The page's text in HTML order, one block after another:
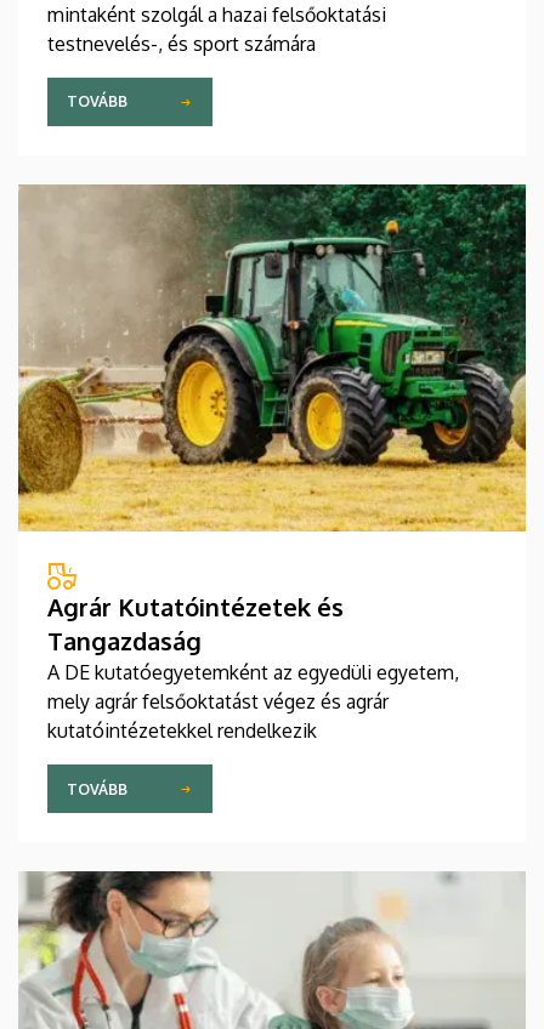
mintaként szolgál a hazai felsőoktatási
testnevelés-, és sport számára
TOVÁBB
Agrár Kutatóintézetek és
Tangazdaság
A DE kutatóegyetemként az egyedüli egyetem,
mely agrár felsőoktatást végez és agrár
kutatóintézetekkel rendelkezik
TOVÁBB